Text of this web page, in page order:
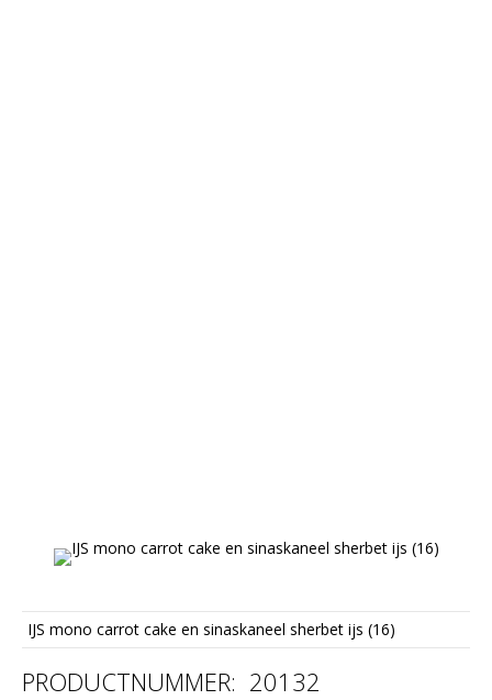
IJS mono carrot cake en sinaskaneel sherbet ijs (16)
PRODUCTNUMMER: 20132